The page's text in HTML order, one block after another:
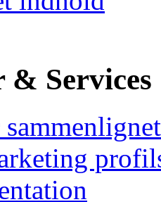
Services